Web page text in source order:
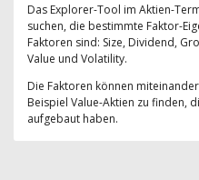
Das Explorer-Tool im Aktien-
suchen, die bestimmte Faktor-
Faktoren sind: Size, Dividend,
Value und Volatility.
Die Faktoren können
Beispiel Value-Aktien zu finden,
aufgebaut haben.